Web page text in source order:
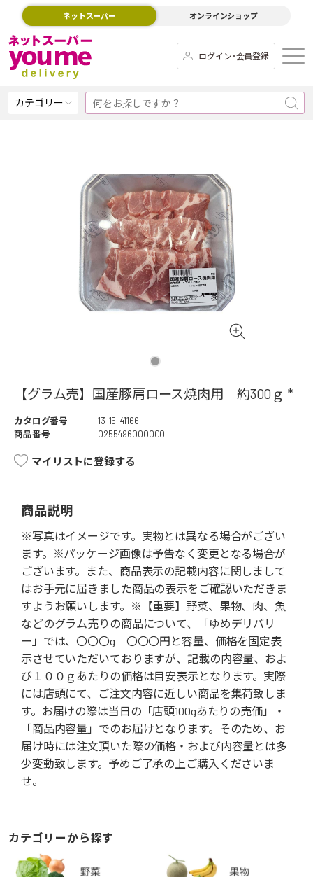
ネットスーパー オンラインショップ
ログイン･会員登録
カテゴリー
【グラム売】国産豚肩ロース焼肉用 約300ｇ *
カタログ番号
13-15-41166
商品番号
0255496000000
マイリストに登録する
商品説明
※写真はイメージです。実物とは異なる場合がござい
ます。※パッケージ画像は予告なく変更となる場合が
ございます。また、商品表示の記載内容に関しまして
はお手元に届きました商品の表示をご確認いただきま
すようお願いします。※【重要】野菜、果物、肉、魚
などのグラム売りの商品について、「ゆめデリバリ
ー」では、〇〇〇g 〇〇〇円と容量、価格を固定表
示させていただいておりますが、記載の内容量、およ
び１００ｇあたりの価格は目安表示となります。実際
には店頭にて、ご注文内容に近しい商品を集荷致しま
す。お届けの際は当日の「店頭100gあたりの売価」・
「商品内容量」でのお届けとなります。そのため、お
届け時には注文頂いた際の価格・および内容量とは多
少変動致します。予めご了承の上ご購入くださいま
せ。
カテゴリーから探す